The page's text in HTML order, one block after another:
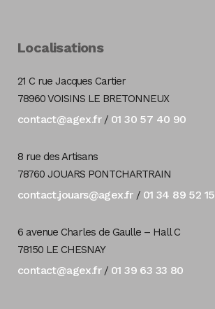
Localisations
21 C rue Jacques Cartier
78960 VOISINS LE BRETONNEUX
contact@agex.fr/ 01 30 57 40 90
8 rue des Artisans
78760 JOUARS PONTCHARTRAIN
contact.jouars@agex.fr/ 01 34 89 52 15
6 avenue Charles de Gaulle – Hall C
78150 LE CHESNAY
contact@agex.fr/ 01 39 63 33 80